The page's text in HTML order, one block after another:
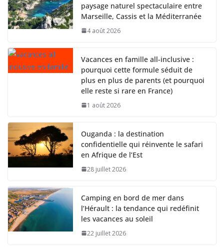
paysage naturel spectaculaire entre
Marseille, Cassis et la Méditerranée
4 août 2026
Vacances en famille all-inclusive :
pourquoi cette formule séduit de
plus en plus de parents (et pourquoi
elle reste si rare en France)
1 août 2026
Ouganda : la destination
confidentielle qui réinvente le safari
en Afrique de l’Est
28 juillet 2026
Camping en bord de mer dans
l’Hérault : la tendance qui redéfinit
les vacances au soleil
22 juillet 2026